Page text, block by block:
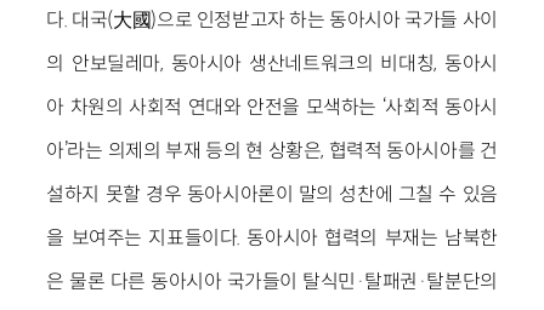
다. 대국(大國)으로 인정받고자 하는 동아시아 국가들 사이
의 안보딜레마, 동아시아 생산네트워크의 비대칭, 동아시
아 차원의 사회적 연대와 안전을 모색하는 ‘사회적 동아시
아’라는 의제의 부재 등의 현 상황은, 협력적 동아시아를 건
설하지 못할 경우 동아시아론이 말의 성찬에 그칠 수 있음
을 보여주는 지표들이다. 동아시아 협력의 부재는 남북한
은 물론 다른 동아시아 국가들이 탈식민·탈패권·탈분단의